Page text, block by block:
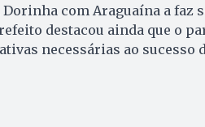
com Araguaína a faz
destacou ainda que o
necessárias ao sucesso